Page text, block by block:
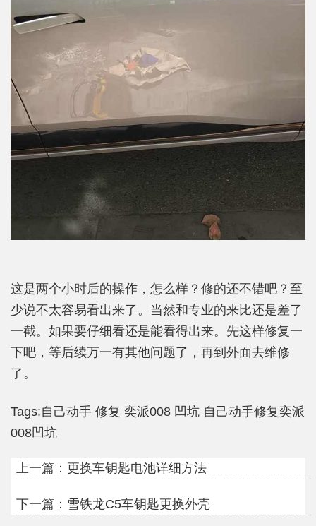
这是两个小时后的操作，怎么样？修的还不错吧？至
少说不太容易看出来了。当然和专业的来比还是差了
一截。如果要仔细看还是能看得出来。先这样修复一
下吧，等后续万一有其他问题了，再到外面去维修
了。
Tags:自己动手 修复 奕派008 凹坑 自己动手修复奕派
008凹坑
上一篇： 更换车钥匙电池详细方法
下一篇： 雪铁龙C5车钥匙更换外壳